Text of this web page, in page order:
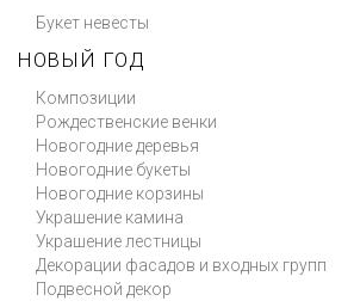
Букет невесты
НОВЫЙ ГОД
Композиции
Рождественские венки
Новогодние деревья
Новогодние букеты
Новогодние корзины
Украшение камина
Украшение лестницы
Декорации фасадов и входных групп
Подвесной декор